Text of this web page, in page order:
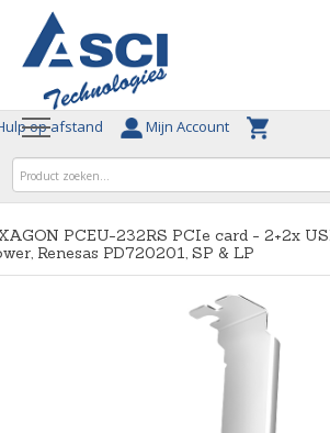
op afstand Mijn Account
PCEU-232RS PCIe card - 2+2x
Renesas PD720201, SP & LP